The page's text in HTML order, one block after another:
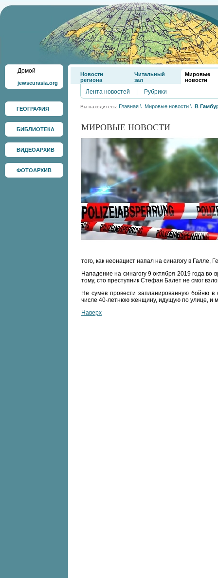
Домой
jewseurasia.org
ГЕОГРАФИЯ
БИБЛИОТЕКА
ВИДЕОАРХИВ
ФОТОАРХИВ
Новости
региона
Читальный
зал
Мировые
новости
Лента новостей Рубрики
Вы находитесь: Главная \ Мировые новости \ В
МИРОВЫЕ НОВОСТИ
того, как неонацист напал на синагогу в Галле,
Нападение на синагогу 9 октября 2019 года
тому, сто преступник Стефан Балет не смог
Не сумев провести запланированную бойню в
числе 40-летнюю женщину, идущую по улице, и
Наверх